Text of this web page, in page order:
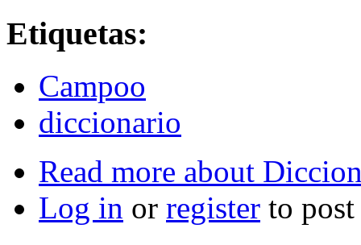
Etiquetas:
Campoo
diccionario
Read more about
Log in or register to